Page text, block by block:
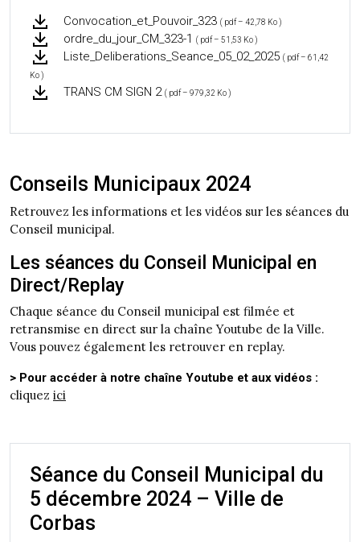
Convocation_et_Pouvoir_323 ( pdf – 42,78 Ko )
ordre_du_jour_CM_323-1 ( pdf – 51,53 Ko )
Liste_Deliberations_Seance_05_02_2025 ( pdf – 61,42
Ko )
TRANS CM SIGN 2 ( pdf – 979,32 Ko )
Conseils Municipaux 2024
Retrouvez les informations et les vidéos sur les séances du
Conseil municipal.
Les séances du Conseil Municipal en
Direct/Replay
Chaque séance du Conseil municipal est filmée et
retransmise en direct sur la chaîne Youtube de la Ville.
Vous pouvez également les retrouver en replay.
> Pour accéder à notre chaîne Youtube et aux vidéos :
cliquez ici
Séance du Conseil Municipal du
5 décembre 2024 – Ville de
Corbas